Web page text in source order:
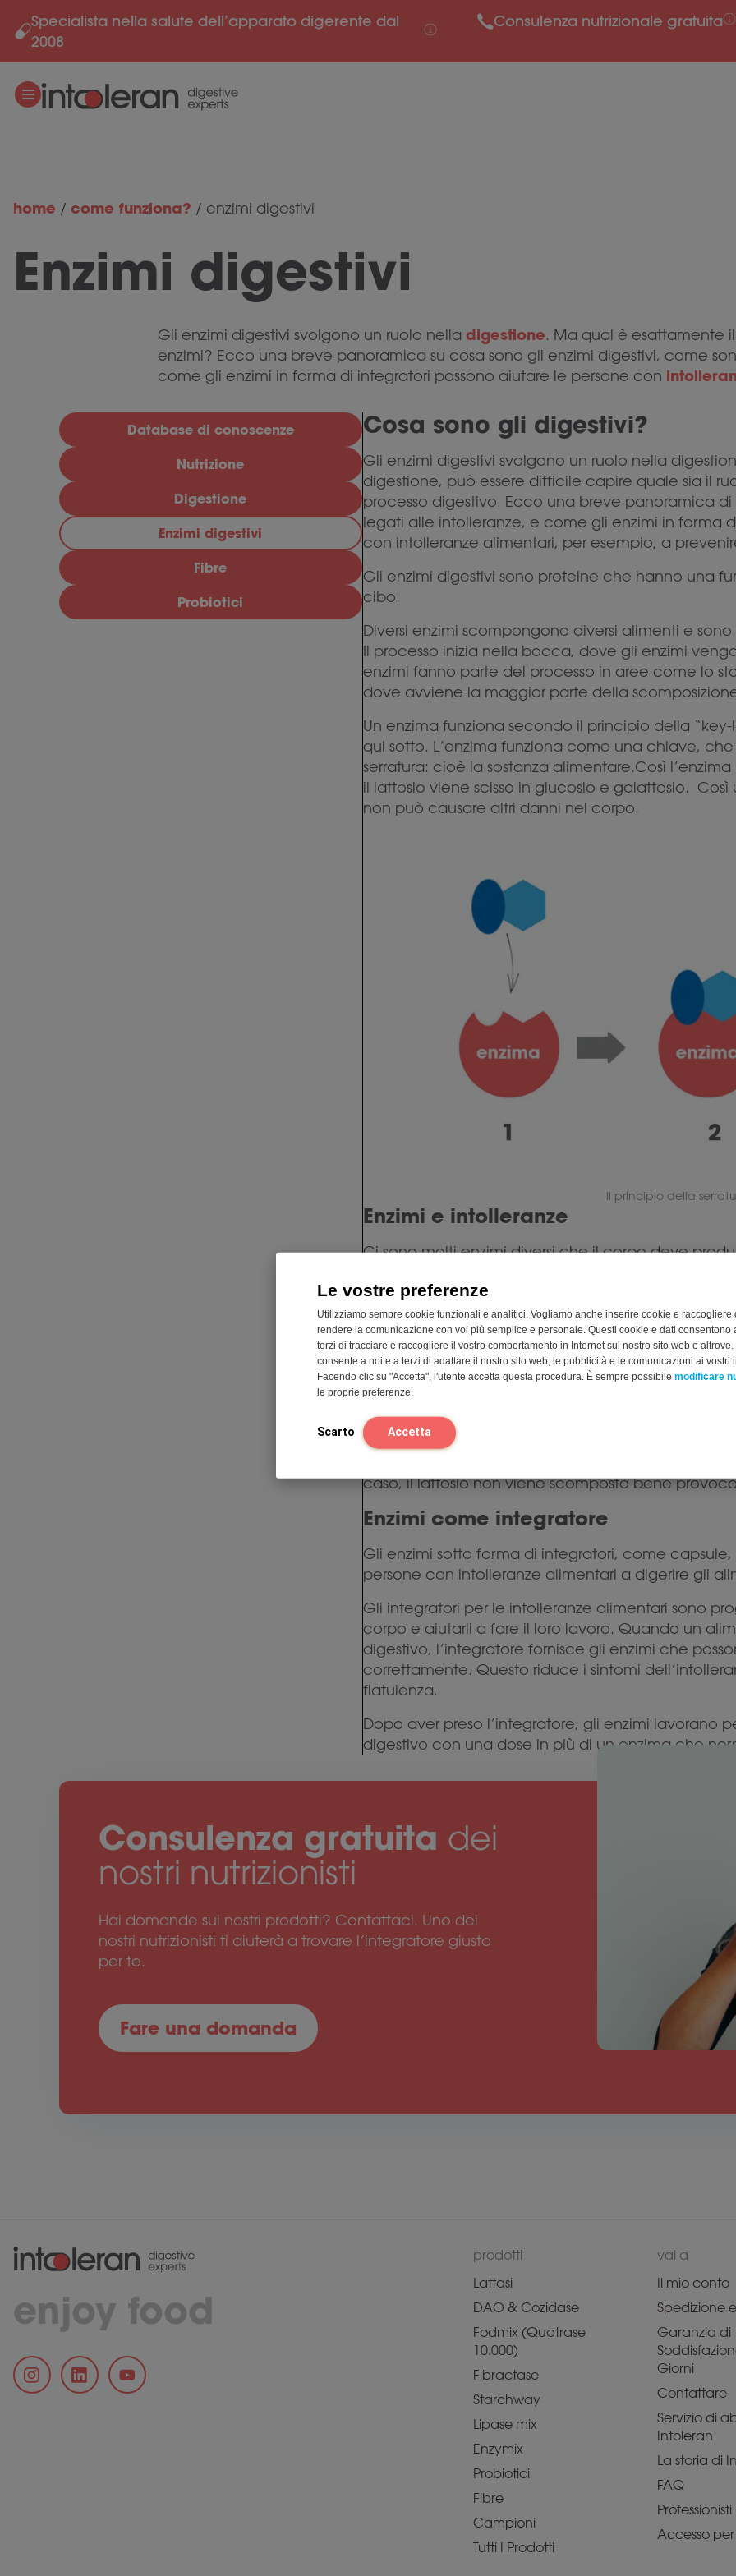
Le vostre preferenze
Utilizziamo sempre cookie funzionali e analitici. Vogliamo anche inserire cookie e raccogliere
rendere la comunicazione con voi più semplice e personale. Questi cookie e dati consentono
terzi di tracciare e raccogliere il vostro comportamento in Internet sul nostro sito web e altrove.
consente a noi e a terzi di adattare il nostro sito web, le pubblicità e le comunicazioni ai vostri
Facendo clic su "Accetta", l'utente accetta questa procedura. È sempre possibile modificare
le proprie preferenze.
Scarto Accetta
Salta al contenuto
Specialista nella salute dell’apparato digerente dal
2008
Consulenza nutrizionale gratuita
home / come funziona? / enzimi digestivi
Enzimi digestivi
Gli enzimi digestivi svolgono un ruolo nella digestione. Ma qual è esattamente
enzimi? Ecco una breve panoramica su cosa sono gli enzimi digestivi, come
come gli enzimi in forma di integratori possono aiutare le persone con
Database di conoscenze
Nutrizione
Digestione
Enzimi digestivi
Fibre
Probiotici
Cosa sono gli digestivi?
Gli enzimi digestivi svolgono un ruolo nella
digestione, può essere difficile capire quale sia il
processo digestivo. Ecco una breve panoramica
legati alle intolleranze, e come gli enzimi in forma
con intolleranze alimentari, per esempio, a
Gli enzimi digestivi sono proteine che hanno una
cibo.
Diversi enzimi scompongono diversi alimenti e
Il processo inizia nella bocca, dove gli enzimi
enzimi fanno parte del processo in aree come lo
dove avviene la maggior parte della
Un enzima funziona secondo il principio della
qui sotto. L’enzima funziona come una chiave,
serratura: cioè la sostanza alimentare.Così
il lattosio viene scisso in glucosio e galattosio.
non può causare altri danni nel corpo.
il principio della
Enzimi e intolleranze
Ci sono molti enzimi diversi che il corpo deve
gamma di nutrienti diversi, come lattosio,
La carenza di un enzima può portare a
un’allergia alimentare. Quest’ultima è il risultato
può essere molto pericolosa. La prima è
completamente il cibo nel tuo apparato
essere molto fastidioso.
L’intolleranza implica quindi un problema
carenza di un particolare enzima. L’intolleranza al
dell’enzima lattasi, che è l’enzima responsabile
caso, il lattosio non viene scomposto bene
Enzimi come integratore
Gli enzimi sotto forma di integratori, come
persone con intolleranze alimentari a digerire gli
Gli integratori per le intolleranze alimentari sono
corpo e aiutarli a fare il loro lavoro. Quando un
digestivo, l’integratore fornisce gli enzimi che
correttamente. Questo riduce i sintomi
flatulenza.
Dopo aver preso l’integratore, gli enzimi lavorano
digestivo con una dose in più di un enzima che
Consulenza gratuita dei
nostri nutrizionisti
Hai domande sui nostri prodotti? Contattaci. Uno dei
nostri nutrizionisti ti aiuterà a trovare l’integratore giusto
per te.
Fare una domanda
enjoy food
prodotti
Lattasi
DAO & Cozidase
Fodmix (Quatrase
10.000)
Fibractase
Starchway
Lipase mix
Enzymix
Probiotici
Fibre
Campioni
Tutti I Prodotti
vai a
Il mio conto
Spedizione
Garanzia di
Giorni
Contattare
Servizio di
Intoleran
La storia di
FAQ
Professionisti
Accesso per